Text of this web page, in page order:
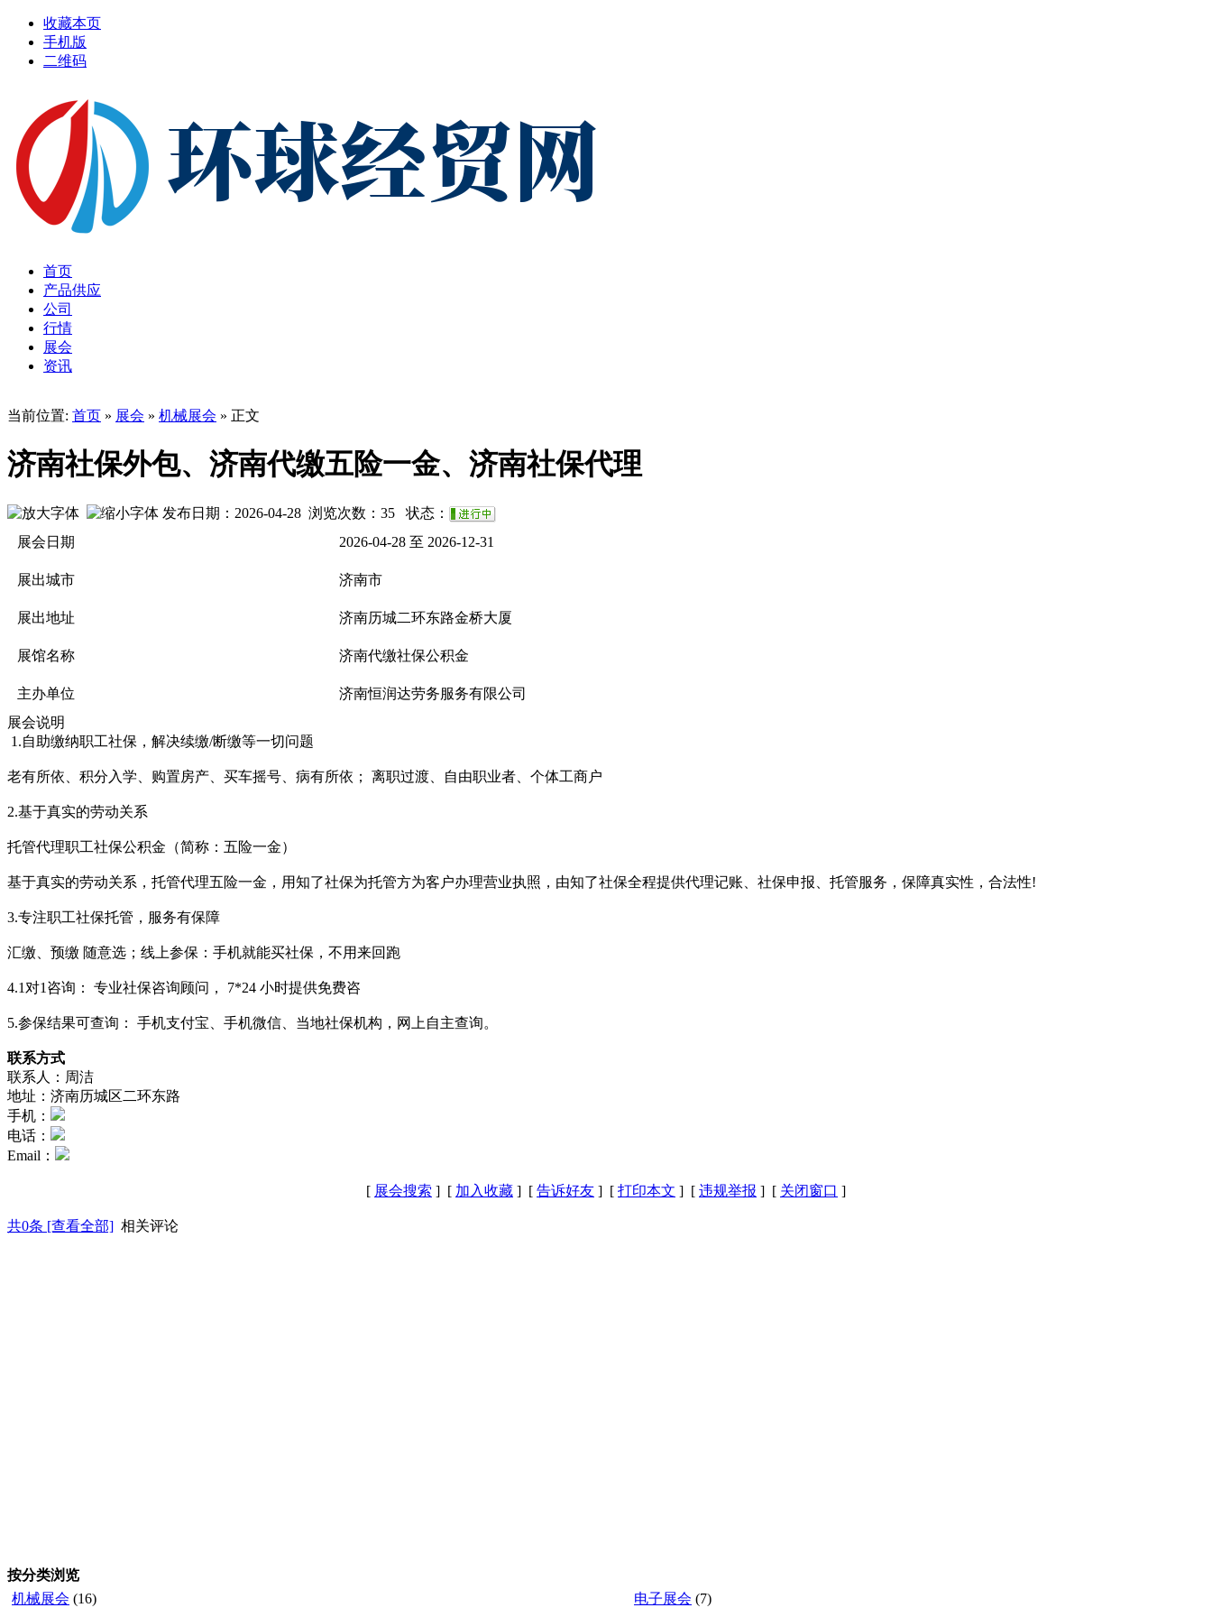
收藏本页
手机版
二维码
首页
产品供应
公司
行情
展会
资讯
当前位置: 首页 » 展会 » 机械展会 » 正文
济南社保外包、济南代缴五险一金、济南社保代理
发布日期：2026-04-28 浏览次数： 35 状态：
展会日期
2026-04-28 至 2026-12-31
展出城市 济南市
展出地址 济南历城二环东路金桥大厦
展馆名称 济南代缴社保公积金
主办单位
济南恒润达劳务服务有限公司
展会说明
1.自助缴纳职工社保，解决续缴/断缴等一切问题
老有所依、积分入学、购置房产、买车摇号、病有所依； 离职过渡、自由职业者、个体工商户
2.基于真实的劳动关系
托管代理职工社保公积金（简称：五险一金）
基于真实的劳动关系，托管代理五险一金，用知了社保为托管方为客户办理营业执照，由知了社保全程提供代理记账、社保申报、托管服务，保障真实性，合法性!
3.专注职工社保托管，服务有保障
汇缴、预缴 随意选；线上参保：手机就能买社保，不用来回跑
4.1对1咨询： 专业社保咨询顾问， 7*24 小时提供免费咨
5.参保结果可查询： 手机支付宝、手机微信、当地社保机构，网上自主查询。
联系方式
联系人：周洁
地址：济南历城区二环东路
手机：
电话：
Email：
[ 展会搜索 ] [ 加入收藏 ] [ 告诉好友 ] [ 打印本文 ] [ 违规举报 ] [ 关闭窗口 ]
共0条 [查看全部] 相关评论
按分类浏览
机械展会 (16) 电子展会 (7)